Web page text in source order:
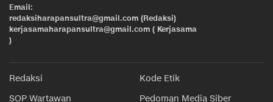
Email:
redaksiharapansultra@gmail.com (Redaksi)
kerjasamaharapansultra@gmail.com ( Kerjasama
)
Redaksi
Kode Etik
SOP Wartawan
Pedoman Media Siber